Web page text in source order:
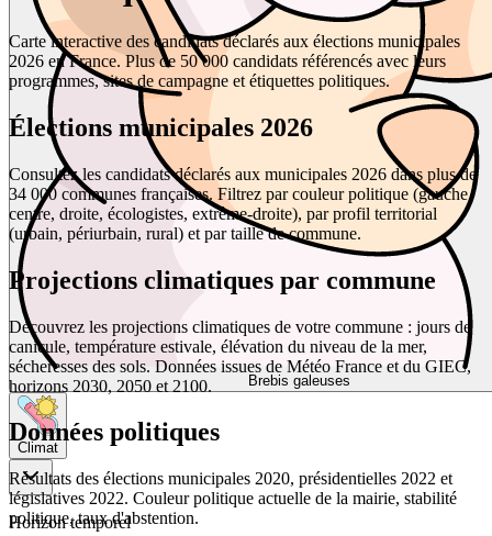
Brebis galeuses
Climat
Horizon temporel
Carte interactive des candidats déclarés aux élections municipales
2026 en France. Plus de 50 000 candidats référencés avec leurs
programmes, sites de campagne et étiquettes politiques.
Élections municipales 2026
Consultez les candidats déclarés aux municipales 2026 dans plus de
34 000 communes françaises. Filtrez par couleur politique (gauche,
centre, droite, écologistes, extrême-droite), par profil territorial
(urbain, périurbain, rural) et par taille de commune.
Projections climatiques par commune
Découvrez les projections climatiques de votre commune : jours de
canicule, température estivale, élévation du niveau de la mer,
sécheresses des sols. Données issues de Météo France et du GIEC,
horizons 2030, 2050 et 2100.
Données politiques
Résultats des élections municipales 2020, présidentielles 2022 et
législatives 2022. Couleur politique actuelle de la mairie, stabilité
politique, taux d'abstention.